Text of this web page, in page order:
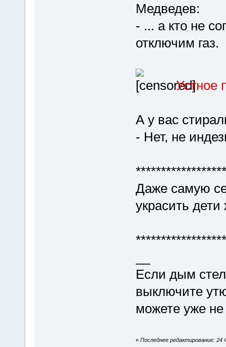
Медведев:
- ... а кто не
отключим газ.
Устное
А у вас
- Нет, не
Даже самую
украсить
Если дым
выключите
можете уже
« Последнее редактирование: 24